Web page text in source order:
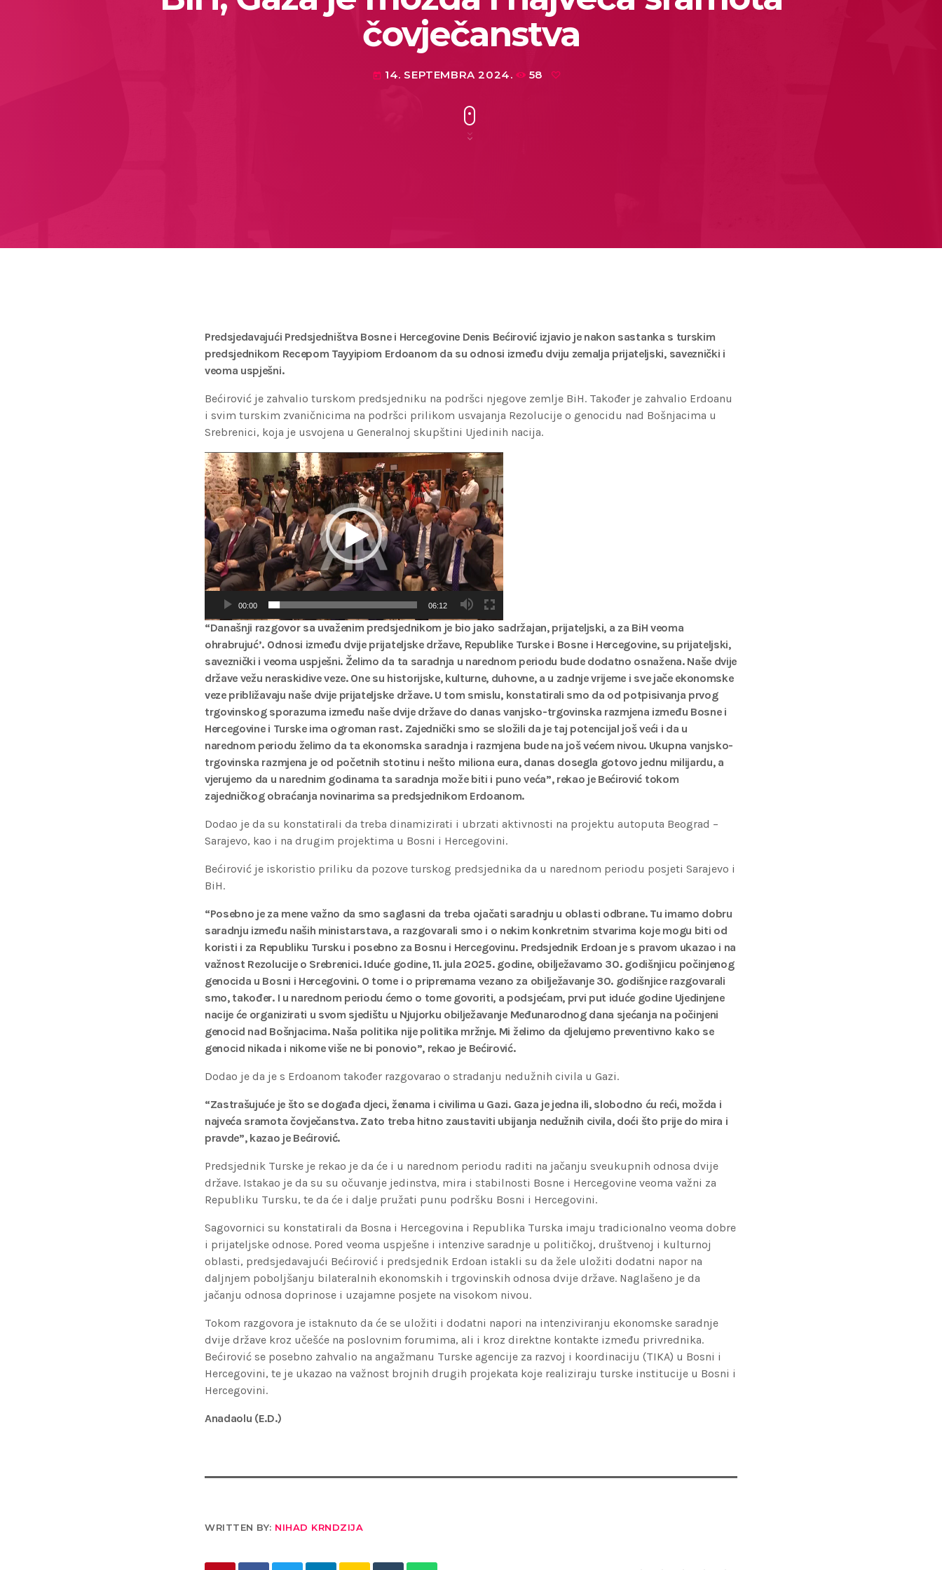
čovječanstva
today 14. SEPTEMBRA 2024. 58
Predsjedavajući Predsjedništva Bosne i Hercegovine Denis Bećirović izjavio je nakon sastanka s turskim
predsjednikom Recepom Tayyipiom Erdoanom da su odnosi između dviju zemalja prijateljski, saveznički i
veoma uspješni.
Bećirović je zahvalio turskom predsjedniku na podršci njegove zemlje BiH. Također je zahvalio Erdoanu
i svim turskim zvaničnicima na podršci prilikom usvajanja Rezolucije o genocidu nad Bošnjacima u
Srebrenici, koja je usvojena u Generalnoj skupštini Ujedinih nacija.
V
i
d
e
o
P
l
a
y
r
00:00 06:12
“Današnji razgovor sa uvaženim predsjednikom je bio jako sadržajan, prijateljski, a za BiH veoma
ohrabrujuć’. Odnosi između dvije prijateljske države, Republike Turske i Bosne i Hercegovine, su prijateljski,
saveznički i veoma uspješni. Želimo da ta saradnja u narednom periodu bude dodatno osnažena. Naše dvije
države vežu neraskidive veze. One su historijske, kulturne, duhovne, a u zadnje vrijeme i sve jače ekonomske
veze približavaju naše dvije prijateljske države. U tom smislu, konstatirali smo da od potpisivanja prvog
trgovinskog sporazuma između naše dvije države do danas vanjsko-trgovinska razmjena između Bosne i
Hercegovine i Turske ima ogroman rast. Zajednički smo se složili da je taj potencijal još veći i da u
narednom periodu želimo da ta ekonomska saradnja i razmjena bude na još većem nivou. Ukupna vanjsko-
trgovinska razmjena je od početnih stotinu i nešto miliona eura, danas dosegla gotovo jednu milijardu, a
vjerujemo da u narednim godinama ta saradnja može biti i puno veća”, rekao je Bećirović tokom
zajedničkog obraćanja novinarima sa predsjednikom Erdoanom.
Dodao je da su konstatirali da treba dinamizirati i ubrzati aktivnosti na projektu autoputa Beograd –
Sarajevo, kao i na drugim projektima u Bosni i Hercegovini.
Bećirović je iskoristio priliku da pozove turskog predsjednika da u narednom periodu posjeti Sarajevo i
BiH.
“Posebno je za mene važno da smo saglasni da treba ojačati saradnju u oblasti odbrane. Tu imamo dobru
saradnju između naših ministarstava, a razgovarali smo i o nekim konkretnim stvarima koje mogu biti od
koristi i za Republiku Tursku i posebno za Bosnu i Hercegovinu. Predsjednik Erdoan je s pravom ukazao i na
važnost Rezolucije o Srebrenici. Iduće godine, 11. jula 2025. godine, obilježavamo 30. godišnjicu počinjenog
genocida u Bosni i Hercegovini. O tome i o pripremama vezano za obilježavanje 30. godišnjice razgovarali
smo, također. I u narednom periodu ćemo o tome govoriti, a podsjećam, prvi put iduće godine Ujedinjene
nacije će organizirati u svom sjedištu u Njujorku obilježavanje Međunarodnog dana sjećanja na počinjeni
genocid nad Bošnjacima. Naša politika nije politika mržnje. Mi želimo da djelujemo preventivno kako se
genocid nikada i nikome više ne bi ponovio”, rekao je Bećirović.
Dodao je da je s Erdoanom također razgovarao o stradanju nedužnih civila u Gazi.
“Zastrašujuće je što se događa djeci, ženama i civilima u Gazi. Gaza je jedna ili, slobodno ću reći, možda i
najveća sramota čovječanstva. Zato treba hitno zaustaviti ubijanja nedužnih civila, doći što prije do mira i
pravde”, kazao je Bećirović.
Predsjednik Turske je rekao je da će i u narednom periodu raditi na jačanju sveukupnih odnosa dvije
države. Istakao je da su su očuvanje jedinstva, mira i stabilnosti Bosne i Hercegovine veoma važni za
Republiku Tursku, te da će i dalje pružati punu podršku Bosni i Hercegovini.
Sagovornici su konstatirali da Bosna i Hercegovina i Republika Turska imaju tradicionalno veoma dobre
i prijateljske odnose. Pored veoma uspješne i intenzive saradnje u političkoj, društvenoj i kulturnoj
oblasti, predsjedavajući Bećirović i predsjednik Erdoan istakli su da žele uložiti dodatni napor na
daljnjem poboljšanju bilateralnih ekonomskih i trgovinskih odnosa dvije države. Naglašeno je da
jačanju odnosa doprinose i uzajamne posjete na visokom nivou.
Tokom razgovora je istaknuto da će se uložiti i dodatni napori na intenziviranju ekonomske saradnje
dvije države kroz učešće na poslovnim forumima, ali i kroz direktne kontakte između privrednika.
Bećirović se posebno zahvalio na angažmanu Turske agencije za razvoj i koordinaciju (TIKA) u Bosni i
Hercegovini, te je ukazao na važnost brojnih drugih projekata koje realiziraju turske institucije u Bosni i
Hercegovini.
Anadaolu (E.D.)
WRITTEN BY: NIHAD KRNDZIJA